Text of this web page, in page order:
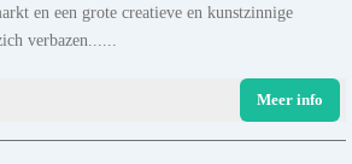
en een grote creatieve en kunstzinnige
verbazen......
Meer info